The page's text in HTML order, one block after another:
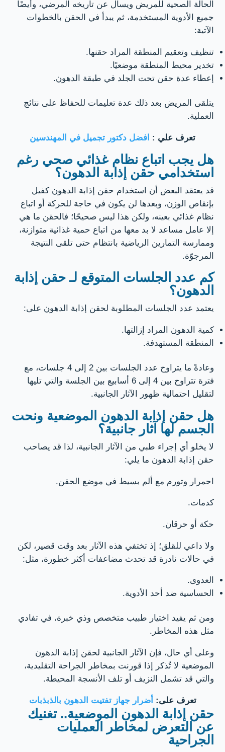
الحالة الصحية للمريض ويسأل عن تاريخه المرضي، وأيضًا
جميع الأدوية المستخدمة، ثم يبدأ في الحقن بالخطوات
الآتية:
تنظيف وتعقيم المنطقة المراد حقنها.
تخدير محيط المنطقة موضعيًا.
إعطاء عدة حقن تحت الجلد في طبقة الدهون.
يتلقى المريض بعد ذلك عدة تعليمات للحفاظ على نتائج
العملية.
تعرف علي : افضل دكتور تجميل في المهندسين
هل يجب اتباع نظام غذائي صحي رغم
استخدامي حقن إذابة الدهون؟
قد يعتقد البعض أن استخدام حقن إذابة الدهون كفيل
بإنقاص الوزن، وبعدها لن يكون في حاجة للحركة أو اتباع
نظام غذائي بعينه، ولكن هذا ليس صحيحًا؛ فالحقن ما هي
إلا عامل مساعد لا بد معها من اتباع حمية غذائية متوازنة،
وممارسة التمارين الرياضية بانتظام حتى تلقى النتيجة
المرجوّة.
كم عدد الجلسات المتوقع لـ حقن إذابة
الدهون؟
يعتمد عدد الجلسات المطلوبة لحقن إذابة الدهون على:
كمية الدهون المراد إزالتها.
المنطقة المستهدفة.
وعادةً ما يتراوح عدد الجلسات بين 2 إلى 4 جلسات، مع
فترة تتراوح بين 4 إلى 6 أسابيع بين الجلسة والتي تليها
لتقليل احتمالية ظهور الآثار الجانبية.
هل حقن إذابة الدهون الموضعية ونحت
الجسم لها آثار جانبية؟
لا يخلو أي إجراء طبي من الآثار الجانبية، لذا قد يصاحب
حقن إذابة الدهون ما يلي:
احمرار وتورم مع ألم بسيط في موضع الحقن.
كدمات.
حكة أو حرقان.
ولا داعي للقلق؛ إذ تختفي هذه الآثار بعد وقت قصير، لكن
في حالات نادرة قد تحدث مضاعفات أكثر خطورة، مثل:
العدوى.
الحساسية ضد أحد الأدوية.
ومن ثم يفيد اختيار طبيب متخصص وذي خبرة، في تفادي
مثل هذه المخاطر.
وعلى أي حال، فإن الآثار الجانبية لحقن إذابة الدهون
الموضعية لا تُذكر إذا قورنت بمخاطر الجراحة التقليدية،
والتي قد تشمل النزيف أو تلف الأنسجة المحيطة.
تعرف على: أضرار جهاز تفتيت الدهون بالذبذبات
حقن إذابة الدهون الموضعية.. تغنيك
عن التعرض لمخاطر العمليات
الجراحية